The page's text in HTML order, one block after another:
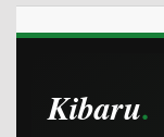
Kibaru